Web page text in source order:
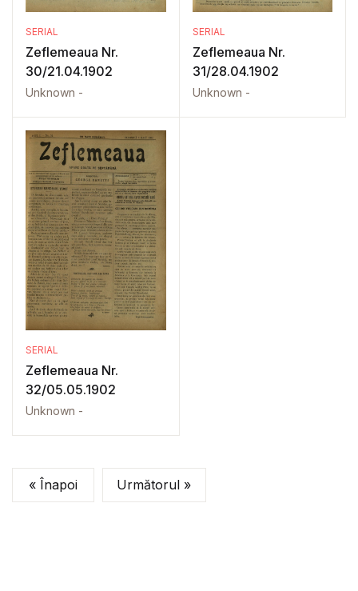
SERIAL
Zeflemeaua Nr.
30/21.04.1902
Unknown -
SERIAL
Zeflemeaua Nr.
31/28.04.1902
Unknown -
SERIAL
Zeflemeaua Nr.
32/05.05.1902
Unknown -
« Înapoi Următorul »